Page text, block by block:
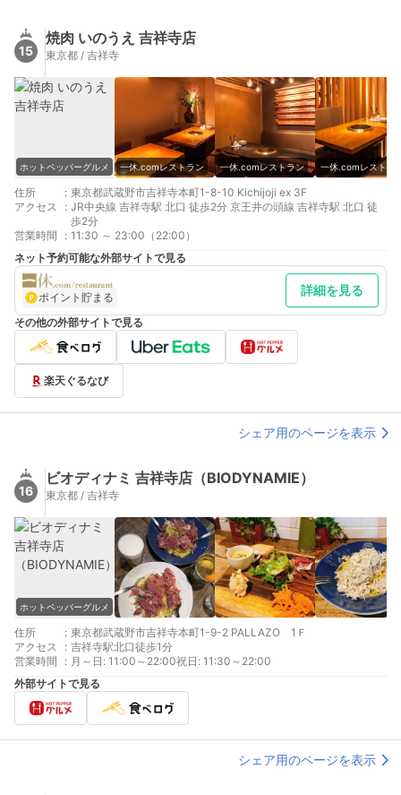
15
焼肉 いのうえ 吉祥寺店
東京都 / 吉祥寺
ホットペッパーグルメ 一休.comレストラン 一休.comレストラン 一休.comレストラ
住所 : 東京都武蔵野市吉祥寺本町1-8-10 Kichijoji ex 3F
アクセス
: JR中央線 吉祥寺駅 北口 徒歩2分 京王井の頭線 吉祥寺駅 北口 徒
歩2分
営業時間
: 11:30 ～ 23:00（22:00）
ネット予約可能な外部サイトで見る
ポイント貯まる 詳細を見る
その他の外部サイトで見る
楽天ぐるなび
シェア用のページを表示
16
ビオディナミ 吉祥寺店（BIODYNAMIE）
東京都 / 吉祥寺
ホットペッパーグルメ
住所 : 東京都武蔵野市吉祥寺本町1-9-2 PALLAZO 1Ｆ
アクセス
: 吉祥寺駅北口徒歩1分
営業時間
: 月～日: 11:00～22:00祝日: 11:30～22:00
外部サイトで見る
シェア用のページを表示